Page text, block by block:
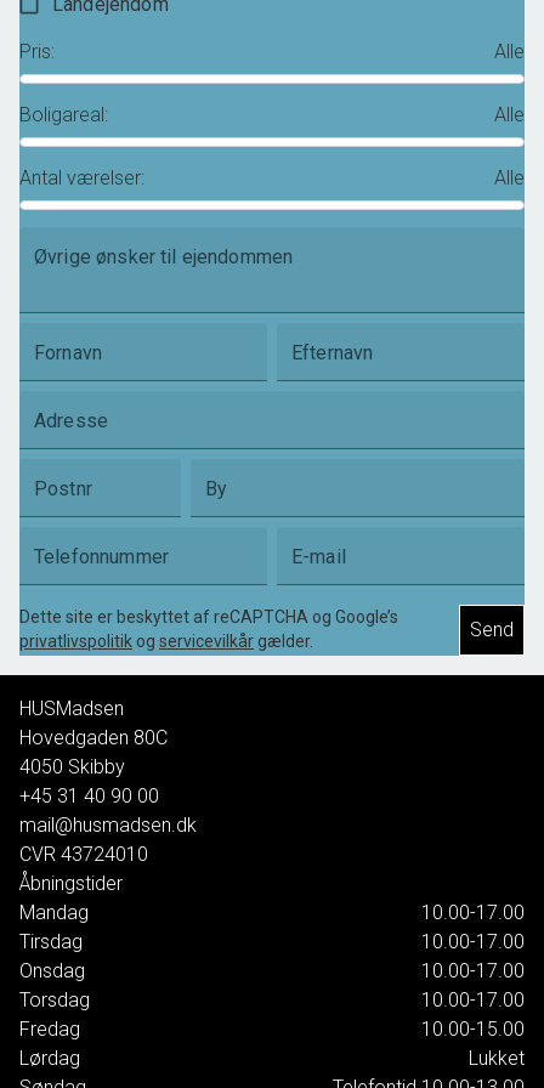
Landejendom
Pris: Alle
Boligareal : Alle
Antal værelser: Alle
Øvrige ønsker til ejendommen
Fornavn Efternavn
Adresse
Postnr By
Telefonnummer E-mail
Dette site er beskyttet af reCAPTCHA og Google’s
privatlivspolitik og servicevilkår gælder. Send
HUSMadsen
Hovedgaden 80C
4050 Skibby
+45 31 40 90 00
mail@husmadsen.dk
CVR 43724010
Åbningstider
Mandag
10.00-17.00
Tirsdag
10.00-17.00
Onsdag
10.00-17.00
Torsdag
10.00-17.00
Fredag
10.00-15.00
Lørdag
Lukket